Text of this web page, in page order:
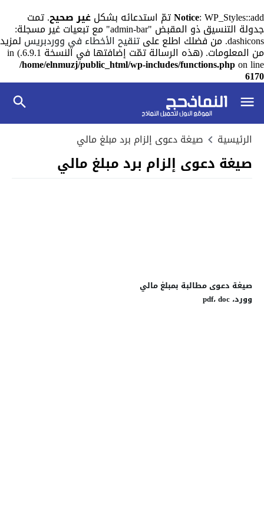
Notice: WP_Styles::add تمّ استدعائه بشكل غير صحيح. تمت
جدولة التنسيق ذو المقبض "admin-bar" مع تبعيات غير مسجلة:
dashicons. من فضلك اطلع على تنقيح الأخطاء في ووردبريس لمزيد
من المعلومات. (هذه الرسالة تمّت إضافتها في النسخة 6.9.1.) in
/home/elnmuzj/public_html/wp-includes/functions.phpon line
6170
الرئيسية صيغة دعوى إلزام برد مبلغ مالي
صيغة دعوى إلزام برد مبلغ مالي
صيغة دعوى مطالبة بمبلغ مالي
وورد، pdf، doc